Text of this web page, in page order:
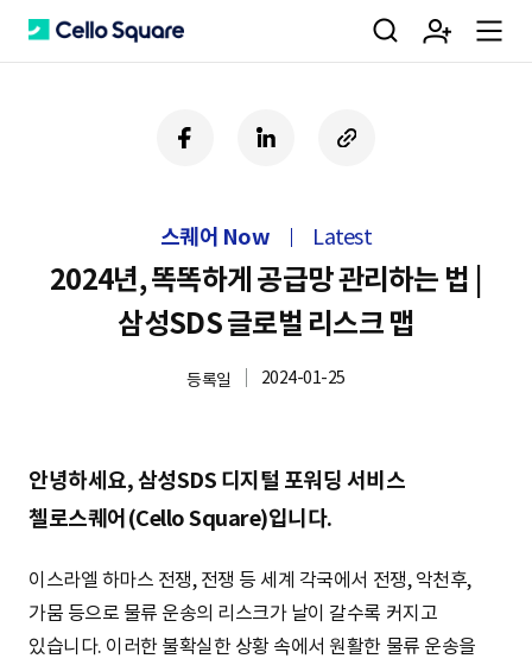
C
q
검 회 m
페
이
크
U
R
사
하
기
스퀘어 Now Latest
2024년, 똑똑하게 공급망 관리하는 법 |
삼성SDS 글로벌 리스크 맵
등록일 2024-01-25
안녕하세요, 삼성SDS 디지털 포워딩 서비스
첼로스퀘어(Cello Square)입니다.
이스라엘 하마스 전쟁, 전쟁 등 세계 각국에서 전쟁, 악천후,
가뭄 등으로 물류 운송의 리스크가 날이 갈수록 커지고
있습니다. 이러한 불확실한 상황 속에서 원활한 물류 운송을